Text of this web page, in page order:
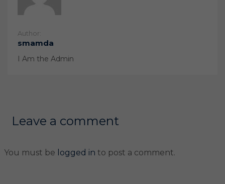
Author:
smamda
I Am the Admin
Leave a comment
You must be logged in to post a comment.